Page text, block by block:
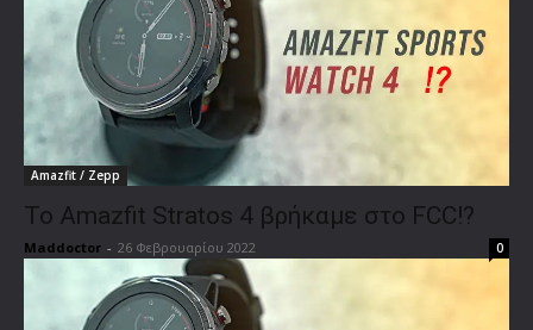
Amazfit / Zepp
Το Amazfit Stratos 4 βρήκαμε στο FCC!?
Maddoctor - 26 Φεβρουαρίου 2022 0